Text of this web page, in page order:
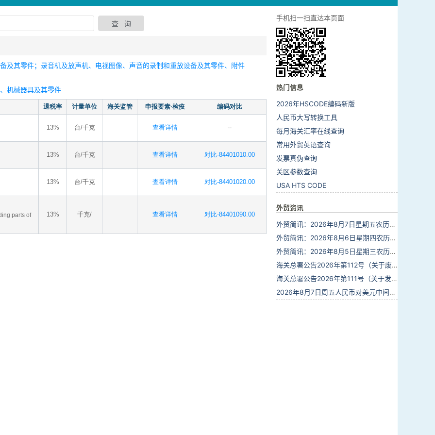
及其零件；录音机及放声机、电视图像、声音的录制和重放设备及其零件、附件
机械器具及其零件
退税率 计量单位 海关监管 申报要素·检疫 编码对比
13% 台/千克 查看详情 --
13% 台/千克 查看详情 对比-84401010.00
13% 台/千克 查看详情 对比-84401020.00
parts of
13% 千克/ 查看详情 对比-84401090.00
手机扫一扫直达本页面
热门信息
2026年HSCODE编码新版
人民币大写转换工具
每月海关汇率在线查询
常用外贸英语查询
发票真伪查询
关区参数查询
USA HTS CODE
外贸资讯
外贸简讯：2026年8月7日星期五农历六月廿五
外贸简讯：2026年8月6日星期四农历六月廿四
外贸简讯：2026年8月5日星期三农历六月廿三
海关总署公告2026年第112号（关于废止部分卫生检疫类规范性文件的公告）
海关总署公告2026年第111号（关于发布《进出境动植物检疫处理监督管理工作规定》《进出境卫生处理监督管理工作规定》的公告）
2026年8月7日周五人民币对美元中间价报6.7904调贬9个基点